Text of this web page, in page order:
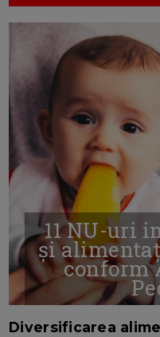
11 NU-uri
și
conform
Diversificarea